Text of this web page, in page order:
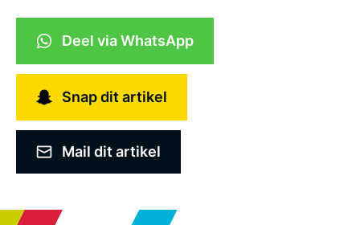
Deel via WhatsApp
Snap dit artikel
Mail dit artikel